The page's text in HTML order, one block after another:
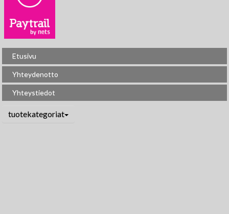
Etusivu
Yhteydenotto
Yhteystiedot
tuotekategoriat